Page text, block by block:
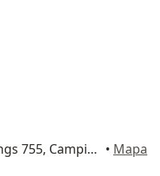
Rua Professor Jorge Hennings 755, Campinas • Mapa